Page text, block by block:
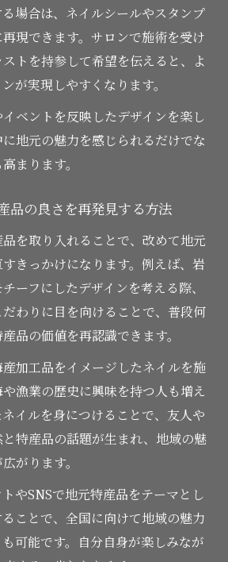
場合は、ネイルシールやスタンプ
現できます。サロンで施術を受け
トを持参して希望を伝えると、よ
が実現しやすくなります。
ベントを反映したデザインを楽し
地元の魅力を感じられるだけでな
まります。
品の良さを再発見する方法
を取り入れることで、改めて地元
きっかけになります。例えば、岩
ーフにしたデザインを考える際、
わりに目を向けることで、普段何
品の価値を再認識できます。
加工品をイメージしたネイルを施
漁業の歴史に興味を持つ人も増え
イルを身につけることで、友人や
特産品の話題が生まれ、地域の魅
がります。
やSNSで地元特産品をテーマとし
ことで、全国に向けて地域の魅力
可能です。自分自身が楽しみなが